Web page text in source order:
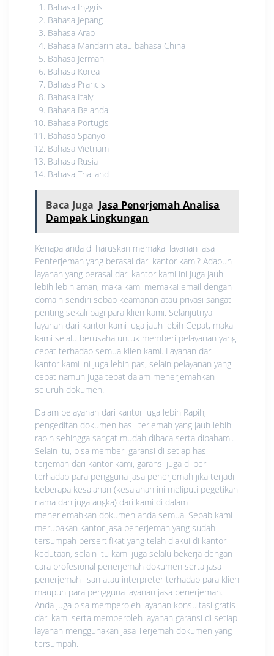
Bahasa Inggris
Bahasa Jepang
Bahasa Arab
Bahasa Mandarin atau bahasa China
Bahasa Jerman
Bahasa Korea
Bahasa Prancis
Bahasa Italy
Bahasa Belanda
Bahasa Portugis
Bahasa Spanyol
Bahasa Vietnam
Bahasa Rusia
Bahasa Thailand
Baca Juga Jasa Penerjemah Analisa
Dampak Lingkungan
Kenapa anda di haruskan memakai layanan jasa
Penterjemah yang berasal dari kantor kami? Adapun
layanan yang berasal dari kantor kami ini juga jauh
lebih lebih aman, maka kami memakai email dengan
domain sendiri sebab keamanan atau privasi sangat
penting sekali bagi para klien kami. Selanjutnya
layanan dari kantor kami juga jauh lebih Cepat, maka
kami selalu berusaha untuk memberi pelayanan yang
cepat terhadap semua klien kami. Layanan dari
kantor kami ini juga lebih pas, selain pelayanan yang
cepat namun juga tepat dalam menerjemahkan
seluruh dokumen.
Dalam pelayanan dari kantor juga lebih Rapih,
pengeditan dokumen hasil terjemah yang jauh lebih
rapih sehingga sangat mudah dibaca serta dipahami.
Selain itu, bisa memberi garansi di setiap hasil
terjemah dari kantor kami, garansi juga di beri
terhadap para pengguna jasa penerjemah jika terjadi
beberapa kesalahan (kesalahan ini meliputi pegetikan
nama dan juga angka) dari kami di dalam
menerjemahkan dokumen anda semua. Sebab kami
merupakan kantor jasa penerjemah yang sudah
tersumpah bersertifikat yang telah diakui di kantor
kedutaan, selain itu kami juga selalu bekerja dengan
cara profesional penerjemah dokumen serta jasa
penerjemah lisan atau interpreter terhadap para klien
maupun para pengguna layanan jasa penerjemah.
Anda juga bisa memperoleh layanan konsultasi gratis
dari kami serta memperoleh layanan garansi di setiap
layanan menggunakan jasa Terjemah dokumen yang
tersumpah.